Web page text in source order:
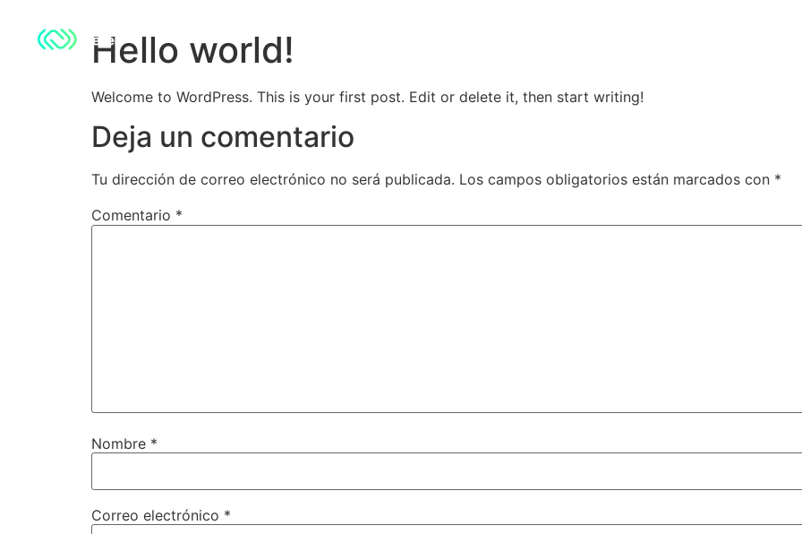
Hello world!
Welcome to WordPress. This is your first post. Edit or delete it, then start writing!
Deja un comentario
Tu dirección de correo electrónico no será publicada. Los campos obligatorios están marcados con *
Comentario *
Nombre *
Correo electrónico *